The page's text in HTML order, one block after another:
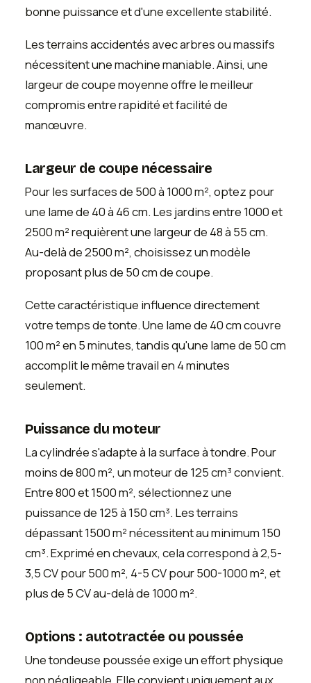
bonne puissance et d'une excellente stabilité.
Les terrains accidentés avec arbres ou massifs
nécessitent une machine maniable. Ainsi, une
largeur de coupe moyenne offre le meilleur
compromis entre rapidité et facilité de
manœuvre.
Largeur de coupe nécessaire
Pour les surfaces de 500 à 1000 m², optez pour
une lame de 40 à 46 cm. Les jardins entre 1000 et
2500 m² requièrent une largeur de 48 à 55 cm.
Au-delà de 2500 m², choisissez un modèle
proposant plus de 50 cm de coupe.
Cette caractéristique influence directement
votre temps de tonte. Une lame de 40 cm couvre
100 m² en 5 minutes, tandis qu'une lame de 50 cm
accomplit le même travail en 4 minutes
seulement.
Puissance du moteur
La cylindrée s'adapte à la surface à tondre. Pour
moins de 800 m², un moteur de 125 cm³ convient.
Entre 800 et 1500 m², sélectionnez une
puissance de 125 à 150 cm³. Les terrains
dépassant 1500 m² nécessitent au minimum 150
cm³. Exprimé en chevaux, cela correspond à 2,5-
3,5 CV pour 500 m², 4-5 CV pour 500-1000 m², et
plus de 5 CV au-delà de 1000 m².
Options : autotractée ou poussée
Une tondeuse poussée exige un effort physique